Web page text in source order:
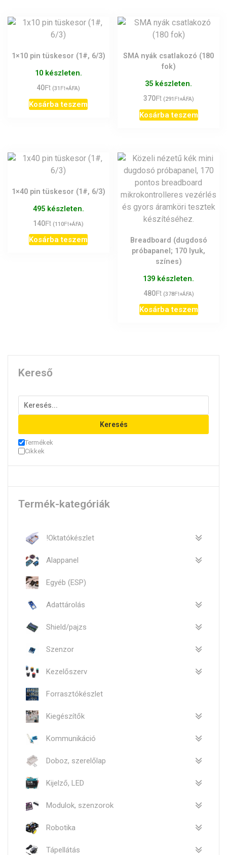
1×10 pin tüskesor (1#, 6/3)
10 készleten.
40Ft (31 Ft+ÁFA)
Kosárba teszem
SMA nyák csatlakozó (180
fok)
35 készleten.
370Ft (291 Ft+ÁFA)
Kosárba teszem
1×40 pin tüskesor (1#, 6/3)
495 készleten.
140Ft (110Ft+ÁFA)
Kosárba teszem
Breadboard (dugdosó
próbapanel; 170 lyuk,
színes)
139 készleten.
480Ft (378Ft+ÁFA)
Kosárba teszem
Kereső
Keresés
Termékek
Cikkek
Termék-kategóriák
!Oktatókészlet
Alappanel
Egyéb (ESP)
Adattárolás
Shield/pajzs
Szenzor
Kezelőszerv
Forrasztókészlet
Kiegészítők
Kommunikáció
Doboz, szerelőlap
Kijelző, LED
Modulok, szenzorok
Robotika
Tápellátás